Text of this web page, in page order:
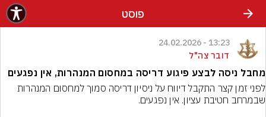
פוסט
13:23 - 24.02.2026
דובר צה"ל
מחבל ניסה לבצע פיגוע דריסה במחסום המנהרות, אין נפגעים